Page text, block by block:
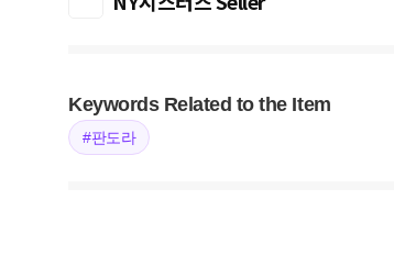
Keywords Related to the Item
#판도라